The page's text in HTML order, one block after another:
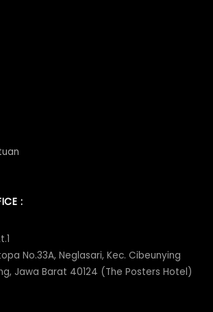
:
No.33A, Neglasari, Kec. Cibeunying
Jawa Barat 40124 (The Posters Hotel)